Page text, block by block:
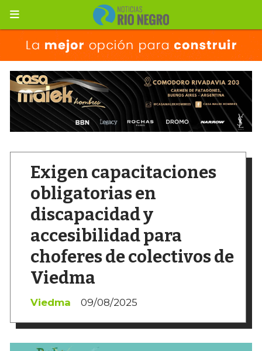
Exigen capacitaciones
obligatorias en
discapacidad y
accesibilidad para
choferes de colectivos de
Viedma
Viedma 09/08/2025